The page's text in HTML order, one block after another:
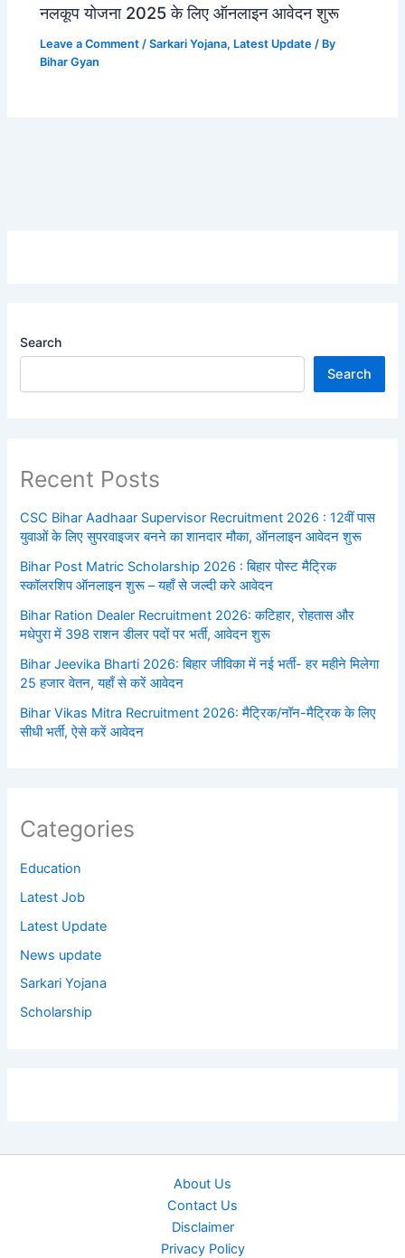
नलकूप योजना 2025 के लिए ऑनलाइन आवेदन शुरू
Leave a Comment /Sarkari Yojana, Latest Update / By
Bihar Gyan
Search
Search
Recent Posts
CSC Bihar Aadhaar Supervisor Recruitment 2026 : 12वीं पास
युवाओं के लिए सुपरवाइजर बनने का शानदार मौका, ऑनलाइन आवेदन शुरू
Bihar Post Matric Scholarship 2026 : बिहार पोस्ट मैट्रिक
स्कॉलरशिप ऑनलाइन शुरू – यहाँ से जल्दी करे आवेदन
Bihar Ration Dealer Recruitment 2026: कटिहार, रोहतास और
मधेपुरा में 398 राशन डीलर पदों पर भर्ती, आवेदन शुरू
Bihar Jeevika Bharti 2026: बिहार जीविका में नई भर्ती- हर महीने मिलेगा
25 हजार वेतन, यहाँ से करें आवेदन
Bihar Vikas Mitra Recruitment 2026: मैट्रिक/नॉन-मैट्रिक के लिए
सीधी भर्ती, ऐसे करें आवेदन
Categories
Education
Latest Job
Latest Update
News update
Sarkari Yojana
Scholarship
About Us
Contact Us
Disclaimer
Privacy Policy